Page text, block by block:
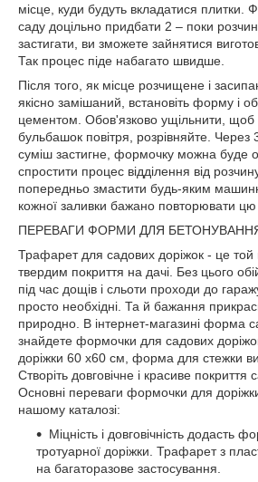
місце, куди будуть вкладатися плитки.
саду доцільно придбати 2 – поки
застигати, ви зможете зайнятися
Так процес піде набагато швидше.
Після того, як місце розчищене і
якісно замішаний, встановіть форму і
цементом. Обов'язково ущільнити, щоб
бульбашок повітря, розрівняйте. Через
суміш застигне, формочку можна буде
спростити процес відділення від
попередньо змастити будь-яким
кожної заливки бажано повторювати цю
ПЕРЕВАГИ ФОРМИ ДЛЯ
Трафарет для садових доріжок - це той
твердим покриття на дачі. Без цього
під час дощів і сльоти проходи до
просто необхідні. Та й бажання
природно. В інтернет-магазині форма
знайдете формочки для садових
доріжки 60 х60 см, форма для стежки
Створіть довговічне і красиве покриття
Основні переваги формочки для
нашому каталозі:
Міцність і довговічність додасть
тротуарної доріжки. Трафарет з
на багаторазове застосування.